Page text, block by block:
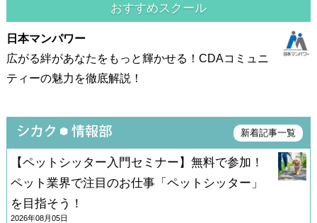
おすすめスクール
日本マンパワー
広がる絆があなたをもっと輝かせる！CDAコミュニ
ティーの魅力を徹底解説！
新着記事一覧
【ペットシッター入門セミナー】無料で参加！
ペット業界で注目のお仕事「ペットシッター」
を目指そう！
2026年08月05日